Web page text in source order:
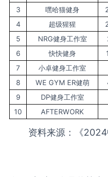
3 嘿哈猫健身
4
超级猩猩
5
NRG健身工作室
6
快快健身
7
小卓健身工作室
8
WE GYM ER健萌
9
DP健身工作室
10
AFTERWORK
资料来源：《